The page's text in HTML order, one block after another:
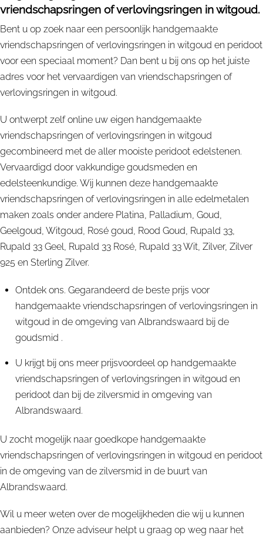
vriendschapsringen of verlovingsringen in witgoud.
Bent u op zoek naar een persoonlijk handgemaakte
vriendschapsringen of verlovingsringen in witgoud en peridoot
voor een speciaal moment? Dan bent u bij ons op het juiste
adres voor het vervaardigen van vriendschapsringen of
verlovingsringen in witgoud.
U ontwerpt zelf online uw eigen handgemaakte
vriendschapsringen of verlovingsringen in witgoud
gecombineerd met de aller mooiste peridoot edelstenen.
Vervaardigd door vakkundige goudsmeden en
edelsteenkundige. Wij kunnen deze handgemaakte
vriendschapsringen of verlovingsringen in alle edelmetalen
maken zoals onder andere Platina, Palladium, Goud,
Geelgoud, Witgoud, Rosé goud, Rood Goud, Rupald 33,
Rupald 33 Geel, Rupald 33 Rosé, Rupald 33 Wit, Zilver, Zilver
925 en Sterling Zilver.
Ontdek ons. Gegarandeerd de beste prijs voor
handgemaakte vriendschapsringen of verlovingsringen in
witgoud in de omgeving van Albrandswaard bij de
goudsmid .
U krijgt bij ons meer prijsvoordeel op handgemaakte
vriendschapsringen of verlovingsringen in witgoud en
peridoot dan bij de zilversmid in omgeving van
Albrandswaard.
U zocht mogelijk naar goedkope handgemaakte
vriendschapsringen of verlovingsringen in witgoud en peridoot
in de omgeving van de zilversmid in de buurt van
Albrandswaard.
Wil u meer weten over de mogelijkheden die wij u kunnen
aanbieden? Onze adviseur helpt u graag op weg naar het